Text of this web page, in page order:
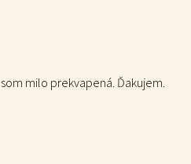
milo prekvapená. Ďakujem.